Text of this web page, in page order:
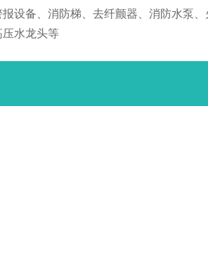
设备、消防梯、去纤颤器、消防水泵
水龙头等